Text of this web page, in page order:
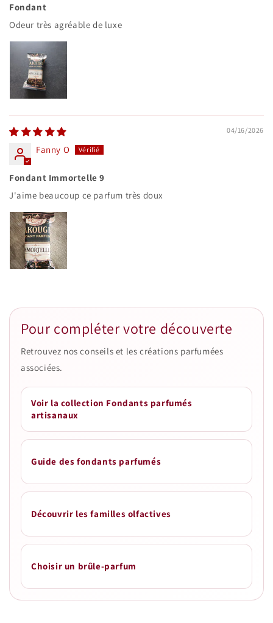
Fondant
Odeur très agréable de luxe
04/16/2026
Fanny O
Fondant Immortelle 9
J'aime beaucoup ce parfum très doux
Pour compléter votre découverte
Retrouvez nos conseils et les créations parfumées
associées.
Voir la collection Fondants parfumés
artisanaux
Guide des fondants parfumés
Découvrir les familles olfactives
Choisir un brûle-parfum